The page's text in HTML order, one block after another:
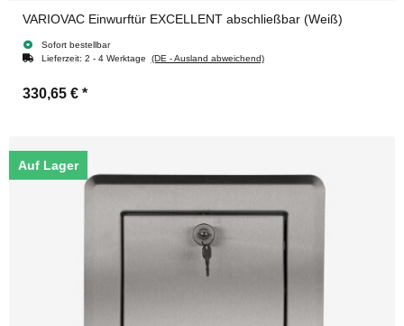
VARIOVAC Einwurftür EXCELLENT abschließbar (Weiß)
Sofort bestellbar
Lieferzeit: 2 - 4 Werktage (DE - Ausland abweichend)
330,65 € *
Auf Lager